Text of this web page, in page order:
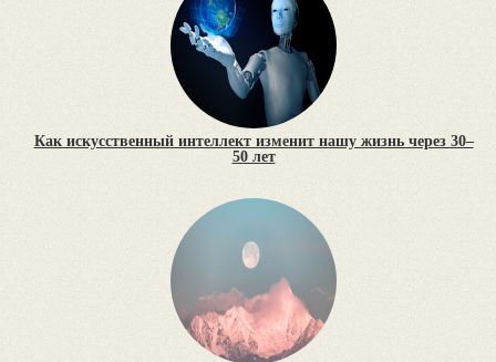
Как искусственный интеллект изменит нашу жизнь через 30–
50 лет